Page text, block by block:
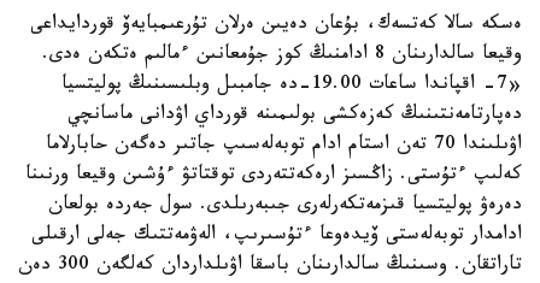
ەسكە سالا كەتسەك، بۇعان دەيىن ەرلان تۇرعىمبايەۆ قوردايداعى
وقيعا سالدارىنان 8 ادامنىڭ كوز جۇمعانىن ءمالىم ەتكەن ەدى.
«7- اقپاندا ساعات 19.00-دە جامبىل وبلىسىنىڭ پوليتسيا
دەپارتامەنتىنىڭ كەزەكشى بولىمىنە قورداي اۋدانى ماسانچي
اۋىلىندا 70 تەن استام ادام توبەلەسىپ جاتىر دەگەن حابارلاما
كەلىپ ءتۇستى. زاڭسىز ارەكەتتەردى توقتاتۋ ءۇشىن وقيعا ورنىنا
دەرەۋ پوليتسيا قىزمەتكەرلەرى جىبەرىلدى. سول جەردە بولعان
ادامدار توبەلەستى ۆيدەوعا ءتۇسىرىپ، الەۋمەتتىك جەلى ارقىلى
تاراتقان. وسىنىڭ سالدارىنان باسقا اۋىلداردان كەلگەن 300 دەن